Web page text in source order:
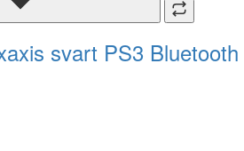
svart PS3 Bluetooth